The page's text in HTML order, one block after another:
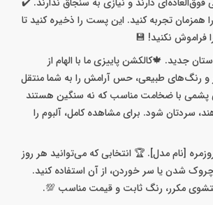
همزمان تجربه کنید. این پست را ذخیره کنید تا
نکنید! 💾
جدید. 🍁کالکشن پاییزی ما با الهام از
و رنگ‌های طبیعی، حس آرامش را به شما منتقل
پشمی با ضخامت مناسب که نه سنگین هستند
سردتان شود. برای مشاهده کامل، آلبوم را
[نام مدل]. 🏆 انتخابی که می‌توانید هر روز
شدن یا سر خوردن، از آن استفاده کنید.
مکرر، رنگ ثابت و قیمت مناسب 💯.